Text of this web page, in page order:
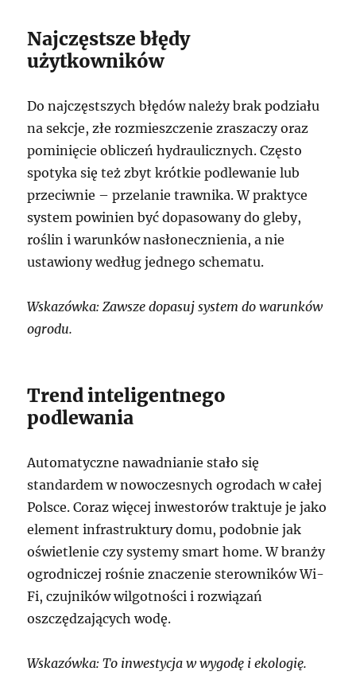
Najczęstsze błędy
użytkowników
Do najczęstszych błędów należy brak podziału
na sekcje, złe rozmieszczenie zraszaczy oraz
pominięcie obliczeń hydraulicznych. Często
spotyka się też zbyt krótkie podlewanie lub
przeciwnie – przelanie trawnika. W praktyce
system powinien być dopasowany do gleby,
roślin i warunków nasłonecznienia, a nie
ustawiony według jednego schematu.
Wskazówka: Zawsze dopasuj system do warunków
ogrodu.
Trend inteligentnego
podlewania
Automatyczne nawadnianie stało się
standardem w nowoczesnych ogrodach w całej
Polsce. Coraz więcej inwestorów traktuje je jako
element infrastruktury domu, podobnie jak
oświetlenie czy systemy smart home. W branży
ogrodniczej rośnie znaczenie sterowników Wi-
Fi, czujników wilgotności i rozwiązań
oszczędzających wodę.
Wskazówka: To inwestycja w wygodę i ekologię.